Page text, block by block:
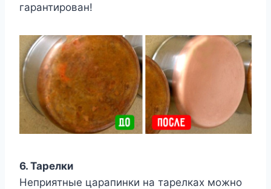
гарантирован!
6. Тарелки
Неприятные царапинки на тарелках можно